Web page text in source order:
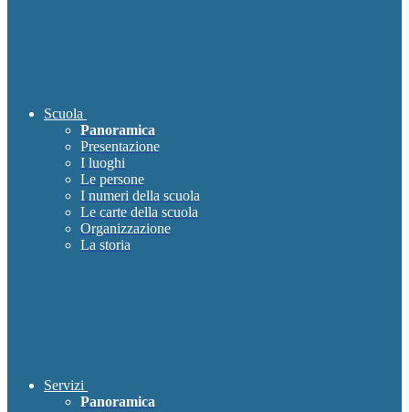
Scuola
Panoramica
Presentazione
I luoghi
Le persone
I numeri della scuola
Le carte della scuola
Organizzazione
La storia
Servizi
Panoramica